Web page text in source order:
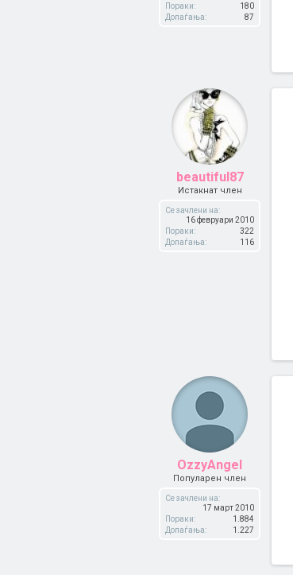
Пораки:
180
Допаѓања:
87
beautiful87
Истакнат член
Се зачлени на:
16 февруари 2010
Пораки:
322
Допаѓања:
116
OzzyAngel
Популарен член
Се зачлени на:
17 март 2010
Пораки:
1.884
Допаѓања:
1.227